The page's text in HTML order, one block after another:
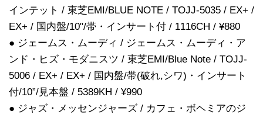
インテット / 東芝EMI/BLUE NOTE / TOJJ-5035 / EX+ /
EX+ / 国内盤/10"/帯・インサート付 / 1116CH / ¥880
● ジェームス・ムーディ / ジェームス・ムーディ・ア
ンド・ヒズ・モダニスツ / 東芝EMI/Blue Note / TOJJ-
5006 / EX+ / EX+ / 国内盤/帯(破れ,シワ)・インサート
付/10”/見本盤 / 5389KH / ¥990
● ジャズ・メッセンジャーズ / カフェ・ボヘミアのジ